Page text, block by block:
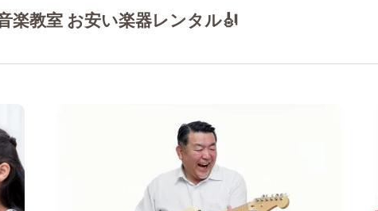
楽教室 お安い楽器レンタル🎻